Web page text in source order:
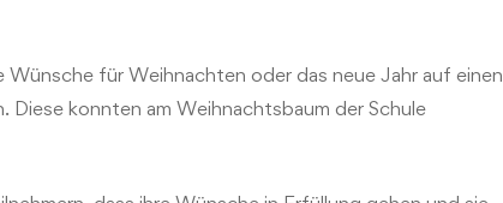
für Weihnachten oder das neue Jahr auf einen
konnten am Weihnachtsbaum der Schule